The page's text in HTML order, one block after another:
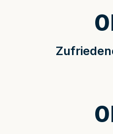
0
0